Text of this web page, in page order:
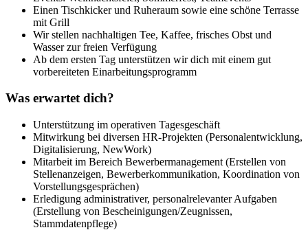
Einen Tischkicker und Ruheraum sowie eine schöne Terrasse
mit Grill
Wir stellen nachhaltigen Tee, Kaffee, frisches Obst und
Wasser zur freien Verfügung
Ab dem ersten Tag unterstützen wir dich mit einem gut
vorbereiteten Einarbeitungsprogramm
Was erwartet dich?
Unterstützung im operativen Tagesgeschäft
Mitwirkung bei diversen HR-Projekten (Personalentwicklung,
Digitalisierung, NewWork)
Mitarbeit im Bereich Bewerbermanagement (Erstellen von
Stellenanzeigen, Bewerberkommunikation, Koordination von
Vorstellungsgesprächen)
Erledigung administrativer, personalrelevanter Aufgaben
(Erstellung von Bescheinigungen/Zeugnissen,
Stammdatenpflege)